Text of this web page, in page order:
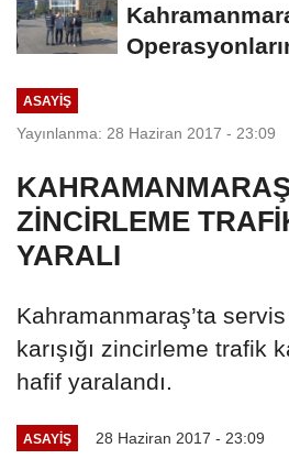
ASAYİŞ
Yayınlanma: 28 Haziran 2017 - 23:09
ZİNCİRLEME
YARALI
Kahramanmaraş’ta servis
karışığı zincirleme trafik
hafif yaralandı.
ASAYİŞ 28 Haziran 2017 - 23:09